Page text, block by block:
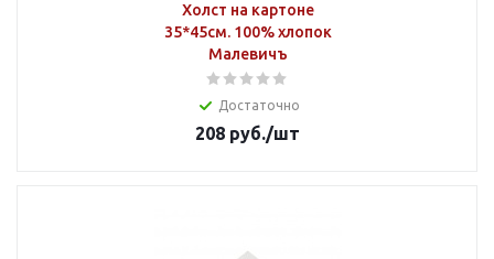
Холст на картоне
35*45см. 100% хлопок
Малевичъ
Достаточно
208 руб./шт